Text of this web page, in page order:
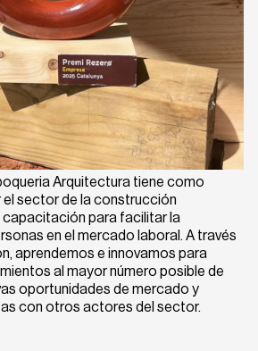
Arquitectura tiene como
sector de la construcción
capacitación para facilitar la
en el mercado laboral. A través
aprendemos e innovamos para
al mayor número posible de
oportunidades de mercado y
con otros actores del sector.